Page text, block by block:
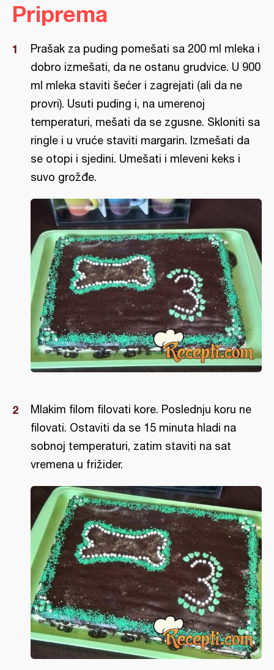
Priprema
Prašak za puding pomešati sa 200 ml mleka i
dobro izmešati, da ne ostanu grudvice. U 900
ml mleka staviti šećer i zagrejati (ali da ne
provri). Usuti puding i, na umerenoj
temperaturi, mešati da se zgusne. Skloniti sa
ringle i u vruće staviti margarin. Izmešati da
se otopi i sjedini. Umešati i mleveni keks i
suvo grožđe.
Mlakim filom filovati kore. Poslednju koru ne
filovati. Ostaviti da se 15 minuta hladi na
sobnoj temperaturi, zatim staviti na sat
vremena u frižider.